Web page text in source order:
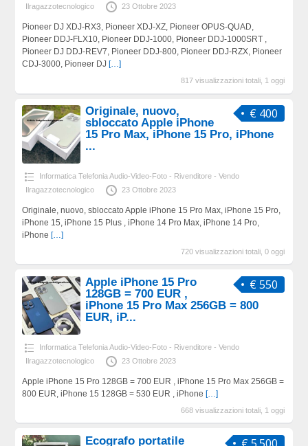
Ilragazzotecnologico
23 Ottobre 2023
Pioneer DJ XDJ-RX3, Pioneer XDJ-XZ, Pioneer OPUS-QUAD,
Pioneer DDJ-FLX10, Pioneer DDJ-1000, Pioneer DDJ-1000SRT ,
Pioneer DJ DDJ-REV7, Pioneer DDJ-800, Pioneer DDJ-RZX, Pioneer
CDJ-3000, Pioneer DJ […]
817 visualizzazioni totali, 1 oggi
€ 400
Originale, nuovo,
sbloccato Apple iPhone
15 Pro Max, iPhone 15 Pro, iPhone
...
Informatica Telefonia Audio-Video-Foto - Rivenditore - Vendo
Ilragazzotecnologico
23 Ottobre 2023
Originale, nuovo, sbloccato Apple iPhone 15 Pro Max, iPhone 15 Pro,
iPhone 15, iPhone 15 Plus , iPhone 14 Pro Max, iPhone 14 Pro,
iPhone […]
720 visualizzazioni totali, 0 oggi
€ 550
Apple iPhone 15 Pro
128GB = 700 EUR ,
iPhone 15 Pro Max 256GB = 800
EUR, iP...
Informatica Telefonia Audio-Video-Foto - Rivenditore - Vendo
Ilragazzotecnologico
23 Ottobre 2023
Apple iPhone 15 Pro 128GB = 700 EUR , iPhone 15 Pro Max 256GB =
800 EUR, iPhone 15 128GB = 530 EUR , iPhone […]
668 visualizzazioni totali, 1 oggi
€ 5.500
Ecografo portatile